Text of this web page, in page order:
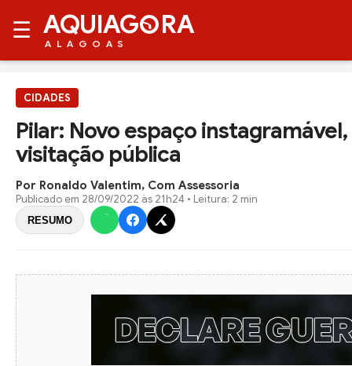
☰ AQUIAG RA
ALAGOAS
CIDADES
Pilar: Novo espaço
visitação pública
Por Ronaldo Valentim, Com Assessoria
Publicado em 28/09/2022 às 21h24 • Leitura: 2 min
RESUMO